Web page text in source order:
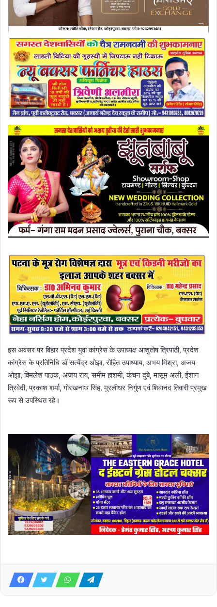
इस अवसर पर बिहार प्रदेश युवा कांग्रेस के उपाध्यक्ष आशुतोष त्रिपाठी, प्रदेश
कांग्रेस के प्रतिनिधि डॉ सत्येंद्र ओझा, रोहित उपाध्याय, अभय मिश्रा, अजय
ओझा, विमलेश पाठक, अजय राय, समीम हाशमी, कंचन दुबे, मासूम अली, ईशान
त्रिवेदी, प्रकाश शर्मा, गोरखनाथ सिंह, मुरलीधर निर्गुण एवं शिवानंद तिवारी प्रमुख
रूप से उपस्थित रहे।